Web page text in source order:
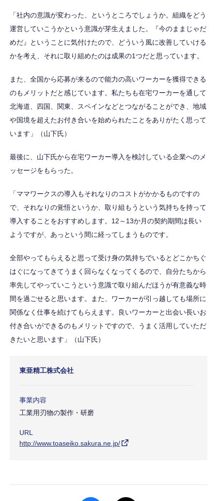
「社内の意識が変わった、というところでしょうか。組織をどう
運営していこうかという意識が芽生えました。『今のままじゃだ
めだ』ということに気付けたので、どういう風に改善していける
かを考え、それに取り組めたのは成果の1つだと思っています。
また、全国から応募が来るので能力の高いワーカーを獲得できる
のもメリットだと感じています。私たちも在宅ワーカーを通して
北海道、四国、関東、スペインなどとつながることができ、地域
や国境を超えたお付き合いを始められたことをありがたく思って
います」（山下氏）
最後に、山下氏から在宅ワーカー導入を検討している企業へのメ
ッセージをもらった。
「ママワークスの導入もそれなりのコストがかかるものですの
で、それなりの覚悟というか、取り組もうという気持ちを持って
導入することをおすすめします。12～13か月の契約期間は長い
ようですが、あっという間に経ってしまうものです。
全部やってもらえると思って受け身の気持ちでいるとどこかちぐ
はぐになってきてうまく回らなくなってくるので、自分たちから
率先してやっていこうという意識で取り組んだほうが有意義な時
間を過ごせると思います。また、ワーカーが引っ越しても場所に
関係なく仕事を続けてもらえます。良いワーカーと出会い長いお
付き合いができるのもメリットですので、うまく活用していただ
きたいと思います」（山下氏）
東亜精工株式会社
事業内容
工業用刃物の製作・研磨
URL
http://www.toaseiko.sakura.ne.jp/